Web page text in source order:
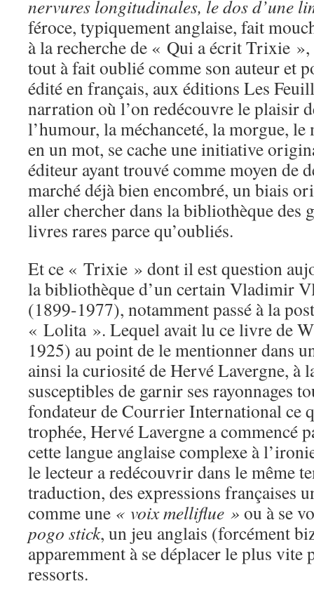
nervures longitudinales, le dos d’une
féroce, typiquement anglaise, fait
à la recherche de « Qui a écrit Trixie
tout à fait oublié comme son auteur et
édité en français, aux éditions Les
narration où l’on redécouvre le plaisir
l’humour, la méchanceté, la morgue,
en un mot, se cache une initiative
éditeur ayant trouvé comme moyen de
marché déjà bien encombré, un biais
aller chercher dans la bibliothèque des
livres rares parce qu’oubliés.
Et ce « Trixie » dont il est question
la bibliothèque d’un certain Vladimir
(1899-1977), notamment passé à la
« Lolita ». Lequel avait lu ce livre de
1925) au point de le mentionner dans
ainsi la curiosité de Hervé Lavergne, à
susceptibles de garnir ses rayonnages
fondateur de Courrier International ce
trophée, Hervé Lavergne a commencé
cette langue anglaise complexe à
le lecteur a redécouvrir dans le même
traduction, des expressions françaises
comme une « voix melliflue » ou à se
pogo stick, un jeu anglais (forcément
apparemment à se déplacer le plus vite
ressorts.